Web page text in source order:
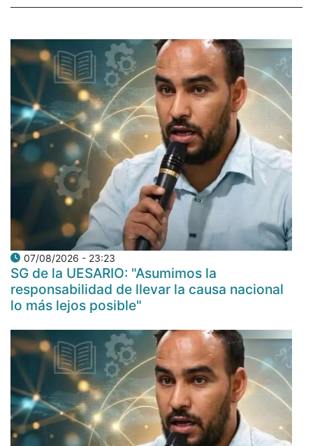
07/08/2026 - 23:23
SG de la UESARIO: "Asumimos la
responsabilidad de llevar la causa nacional
lo más lejos posible"